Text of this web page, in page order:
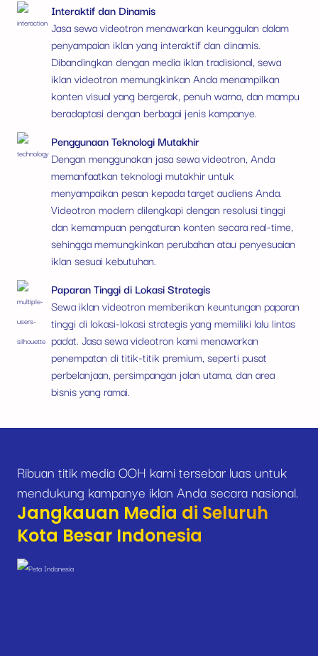
Interaktif dan Dinamis
Jasa sewa videotron menawarkan keunggulan dalam
penyampaian iklan yang interaktif dan dinamis.
Dibandingkan dengan media iklan tradisional, sewa
iklan videotron memungkinkan Anda menampilkan
konten visual yang bergerak, penuh warna, dan mampu
beradaptasi dengan berbagai jenis kampanye.
Penggunaan Teknologi Mutakhir
Dengan menggunakan jasa sewa videotron, Anda
memanfaatkan teknologi mutakhir untuk
menyampaikan pesan kepada target audiens Anda.
Videotron modern dilengkapi dengan resolusi tinggi
dan kemampuan pengaturan konten secara real-time,
sehingga memungkinkan perubahan atau penyesuaian
iklan sesuai kebutuhan.
Paparan Tinggi di Lokasi Strategis
Sewa iklan videotron memberikan keuntungan paparan
tinggi di lokasi-lokasi strategis yang memiliki lalu lintas
padat. Jasa sewa videotron kami menawarkan
penempatan di titik-titik premium, seperti pusat
perbelanjaan, persimpangan jalan utama, dan area
bisnis yang ramai.
Ribuan titik media OOH kami tersebar luas untuk
mendukung kampanye iklan Anda secara nasional.
Jangkauan Media di Seluruh
Kota Besar Indonesia